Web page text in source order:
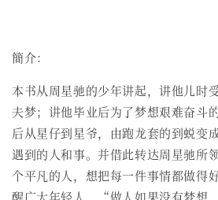
簡介：
本书从周星驰的少年讲起，讲他儿时
夫梦；讲他毕业后为了梦想艰难奋斗
后从星仔到星爷，由跑龙套的到蜕变
遇到的人和事。并借此转达周星驰所
个平凡的人，想把每一件事情都做得
醒广大年轻人，“做人如果没有梦想